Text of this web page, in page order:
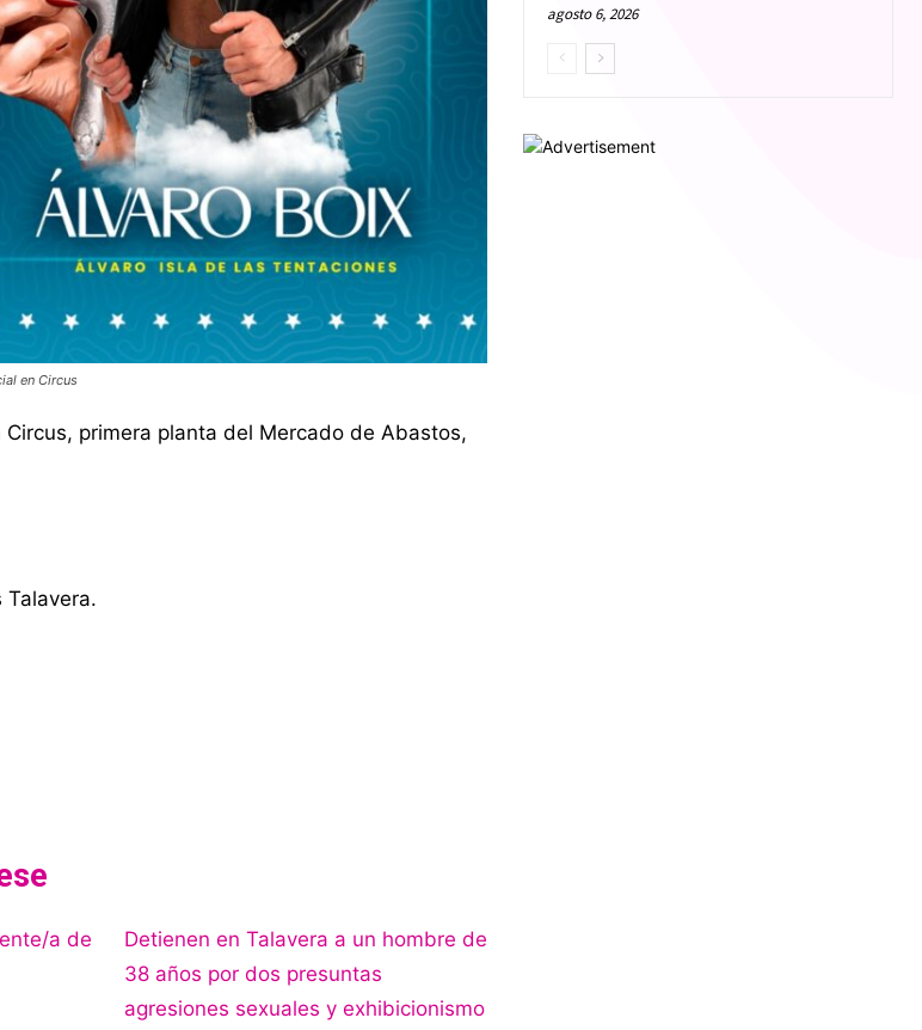
en Circus
primera planta del Mercado de Abastos,
Talavera.
a de
Detienen en Talavera a un hombre de
38 años por dos presuntas
agresiones sexuales y exhibicionismo
agosto 6, 2026